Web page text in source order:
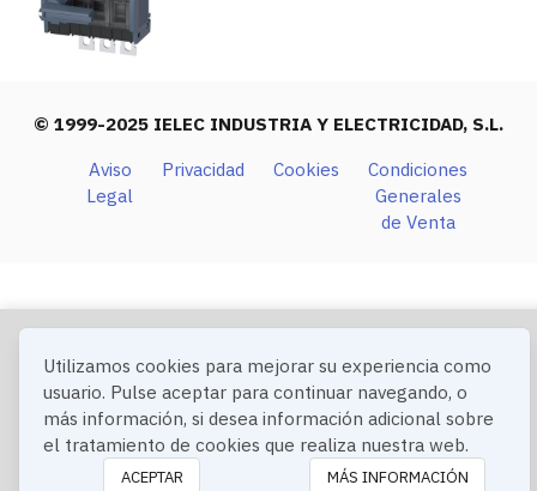
© 1999-2025 IELEC INDUSTRIA Y ELECTRICIDAD, S.L.
Aviso
Legal
Privacidad Cookies
Condiciones
Generales
de Venta
Utilizamos cookies para mejorar su experiencia como
usuario. Pulse aceptar para continuar navegando, o
más información, si desea información adicional sobre
el tratamiento de cookies que realiza nuestra web.
ACEPTAR MÁS INFORMACIÓN